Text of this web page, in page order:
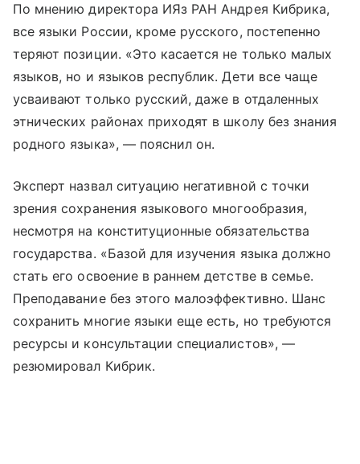
По мнению директора ИЯз РАН Андрея Кибрика,
все языки России, кроме русского, постепенно
теряют позиции. «Это касается не только малых
языков, но и языков республик. Дети все чаще
усваивают только русский, даже в отдаленных
этнических районах приходят в школу без знания
родного языка», — пояснил он.
Эксперт назвал ситуацию негативной с точки
зрения сохранения языкового многообразия,
несмотря на конституционные обязательства
государства. «Базой для изучения языка должно
стать его освоение в раннем детстве в семье.
Преподавание без этого малоэффективно. Шанс
сохранить многие языки еще есть, но требуются
ресурсы и консультации специалистов», —
резюмировал Кибрик.